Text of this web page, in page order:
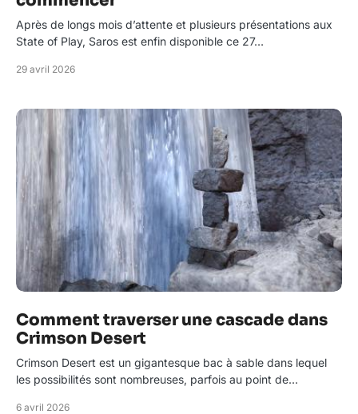
Après de longs mois d’attente et plusieurs présentations aux
State of Play, Saros est enfin disponible ce 27…
29 avril 2026
Comment traverser une cascade dans
Crimson Desert
Crimson Desert est un gigantesque bac à sable dans lequel
les possibilités sont nombreuses, parfois au point de…
6 avril 2026